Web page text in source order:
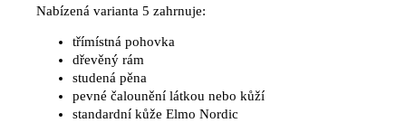
Nabízená varianta 5 zahrnuje:
třímístná pohovka
dřevěný rám
studená pěna
pevné čalounění látkou nebo kůží
standardní kůže Elmo Nordic